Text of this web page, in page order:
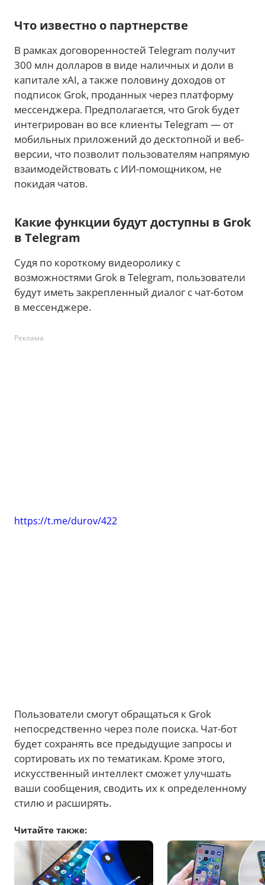
Что известно о партнерстве
В рамках договоренностей Telegram получит
300 млн долларов в виде наличных и доли в
капитале xAI, а также половину доходов от
подписок Grok, проданных через платформу
мессенджера. Предполагается, что Grok будет
интегрирован во все клиенты Telegram — от
мобильных приложений до десктопной и веб-
версии, что позволит пользователям напрямую
взаимодействовать с ИИ-помощником, не
покидая чатов.
Какие функции будут доступны в Grok
в Telegram
Судя по короткому видеоролику с
возможностями Grok в Telegram, пользователи
будут иметь закрепленный диалог с чат-ботом
в мессенджере.
Реклама
https://t.me/durov/422
Пользователи смогут обращаться к Grok
непосредственно через поле поиска. Чат-бот
будет сохранять все предыдущие запросы и
сортировать их по тематикам. Кроме этого,
искусственный интеллект сможет улучшать
ваши сообщения, сводить их к определенному
стилю и расширять.
Читайте также: